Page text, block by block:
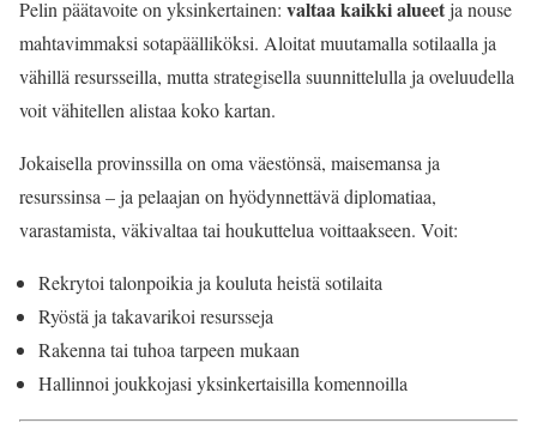
Pelin päätavoite on yksinkertainen: valtaa kaikki alueetja nouse
mahtavimmaksi sotapäälliköksi. Aloitat muutamalla sotilaalla ja
vähillä resursseilla, mutta strategisella suunnittelulla ja oveluudella
voit vähitellen alistaa koko kartan.
Jokaisella provinssilla on oma väestönsä, maisemansa ja
resurssinsa – ja pelaajan on hyödynnettävä diplomatiaa,
varastamista, väkivaltaa tai houkuttelua voittaakseen. Voit:
Rekrytoi talonpoikia ja kouluta heistä sotilaita
Ryöstä ja takavarikoi resursseja
Rakenna tai tuhoa tarpeen mukaan
Hallinnoi joukkojasi yksinkertaisilla komennoilla